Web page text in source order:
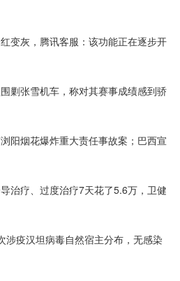
变灰，腾讯客服：该功能正在逐步开
剿张雪机车，称对其赛事成绩感到骄
阳烟花爆炸重大责任事故案；巴西宣
治疗、过度治疗7天花了5.6万，卫健
涉疫汉坦病毒自然宿主分布，无感染